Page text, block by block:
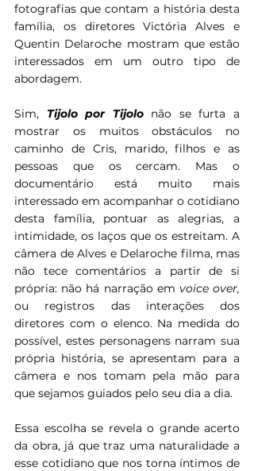
fotografias que contam a história desta
família, os diretores Victória Alves e
Quentin Delaroche mostram que estão
interessados em um outro tipo de
abordagem.
Sim, Tijolo por Tijolo não se furta a
mostrar os muitos obstáculos no
caminho de Cris, marido, filhos e as
pessoas que os cercam. Mas o
documentário está muito mais
interessado em acompanhar o cotidiano
desta família, pontuar as alegrias, a
intimidade, os laços que os estreitam. A
câmera de Alves e Delaroche filma, mas
não tece comentários a partir de si
própria: não há narração em
ou registros das interações dos
diretores com o elenco. Na medida do
possível, estes personagens narram sua
própria história, se apresentam para a
câmera e nos tomam pela mão para
que sejamos guiados pelo seu dia a dia.
Essa escolha se revela o grande acerto
da obra, já que traz uma naturalidade a
esse cotidiano que nos torna íntimos de